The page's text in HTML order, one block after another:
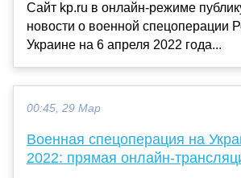
Сайт kp.ru в онлайн-режиме
новости о военной спецоперации
Украине на 6 апреля 2022 года...
00:45, 29 Мар
Военная спецоперация на
2022: прямая онлайн-